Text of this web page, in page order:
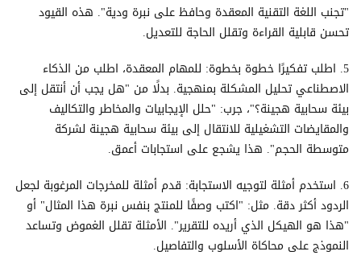
"تجنب اللغة التقنية المعقدة وحافظ على نبرة ودية". هذه القيود
تحسن قابلية القراءة وتقلل الحاجة للتعديل.
5. اطلب تفكيرًا خطوة بخطوة: للمهام المعقدة، اطلب من الذكاء
الاصطناعي تحليل المشكلة بمنهجية. بدلًا من "هل يجب أن أنتقل إلى
بيئة سحابية هجينة؟"، جرب: "حلل الإيجابيات والمخاطر والتكاليف
والمقايضات التشغيلية للانتقال إلى بيئة سحابية هجينة لشركة
متوسطة الحجم". هذا يشجع على استجابات أعمق.
6. استخدم أمثلة لتوجيه الاستجابة: قدم أمثلة للمخرجات المرغوبة لجعل
الردود أكثر دقة. مثل: "اكتب وصفًا للمنتج بنفس نبرة هذا المثال" أو
"هذا هو الهيكل الذي أريده للتقرير". الأمثلة تقلل الغموض وتساعد
النموذج على محاكاة الأسلوب والتفاصيل.